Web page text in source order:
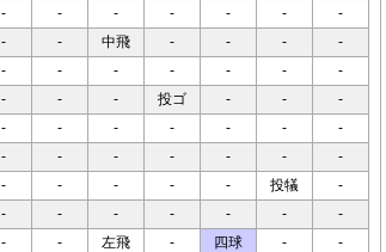
- - - - - -
-
- - 中飛 - - -
-
- - - - - -
-
- - - 投ゴ - -
-
- - - - - -
-
- - - - - -
-
- - - - - 投犠
-
- - - - - -
-
- - 左飛 - 四球 -
-